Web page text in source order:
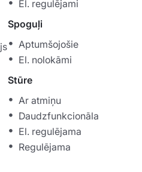
El. regulējami
Spoguļi
Aptumšojošie
El. nolokāmi
Stūre
Ar atmiņu
Daudzfunkcionāla
El. regulējama
Regulējama